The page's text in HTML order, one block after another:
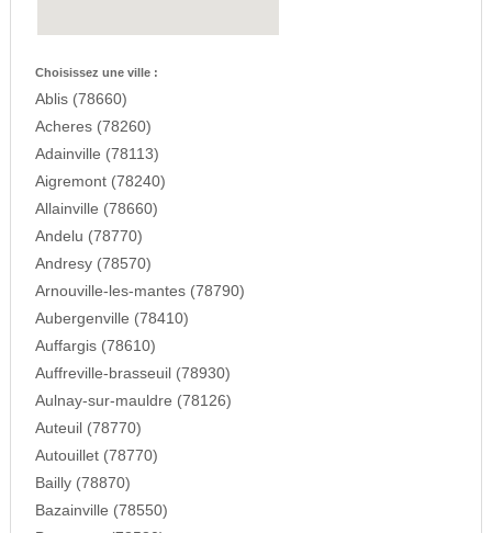
Choisissez une ville :
Ablis (78660)
Acheres (78260)
Adainville (78113)
Aigremont (78240)
Allainville (78660)
Andelu (78770)
Andresy (78570)
Arnouville-les-mantes (78790)
Aubergenville (78410)
Auffargis (78610)
Auffreville-brasseuil (78930)
Aulnay-sur-mauldre (78126)
Auteuil (78770)
Autouillet (78770)
Bailly (78870)
Bazainville (78550)